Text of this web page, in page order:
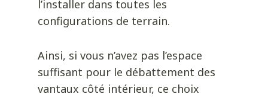
l’installer dans toutes les
configurations de terrain.
Ainsi, si vous n’avez pas l’espace
suffisant pour le débattement des
vantaux côté intérieur, ce choix